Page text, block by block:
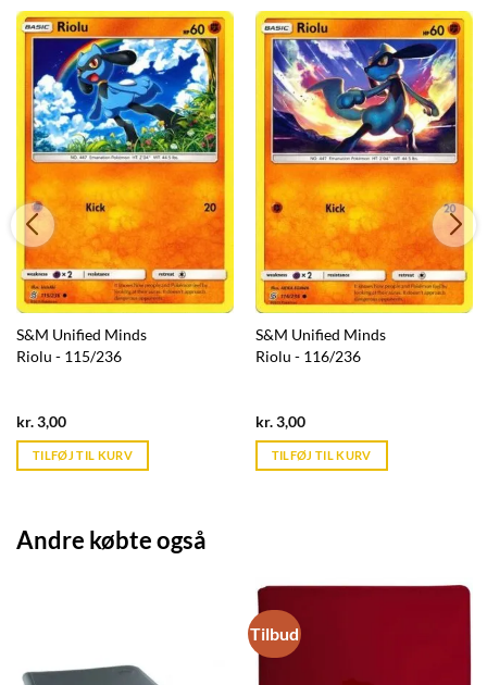
S&M Unified Minds
Riolu - 115/236
kr.3,00Current
is:
kr. 39,95.
TILFØJ TIL KURV
S&M Unified Minds
Riolu - 116/236
kr.3,00Current
is:
kr. 39,95.
TILFØJ TIL KURV
Andre købte også
Tilbud